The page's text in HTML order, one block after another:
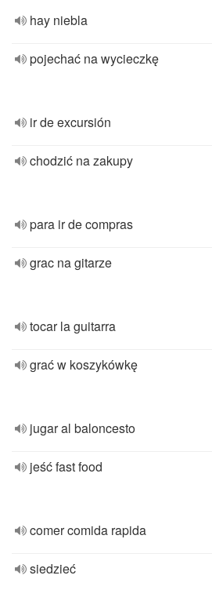
hay niebla
pojechać na wycieczkę
ir de excursión
chodzić na zakupy
para ir de compras
grac na gitarze
tocar la guitarra
grać w koszykówkę
jugar al baloncesto
jeść fast food
comer comida rapida
siedzieć